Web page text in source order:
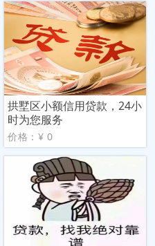
拱墅区小额信用贷款，24小
时为您服务
价格：¥ 0